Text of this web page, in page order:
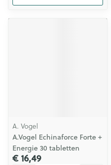
A. Vogel
A.Vogel Echinaforce Forte +
Energie 30 tabletten
€ 16,49